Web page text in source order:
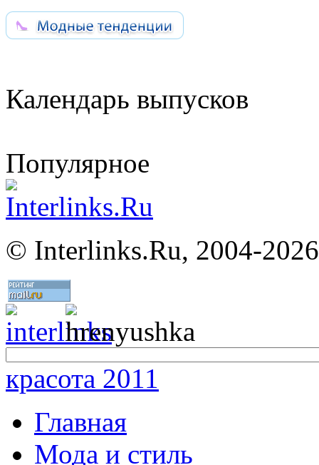
Календарь выпусков
Популярное
© Interlinks.Ru, 2004-2026
красота 2011
Главная
Мода и стиль